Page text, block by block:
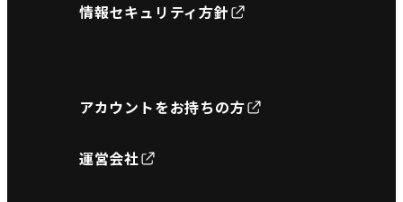
情報セキュリティ方針
アカウントをお持ちの方
運営会社